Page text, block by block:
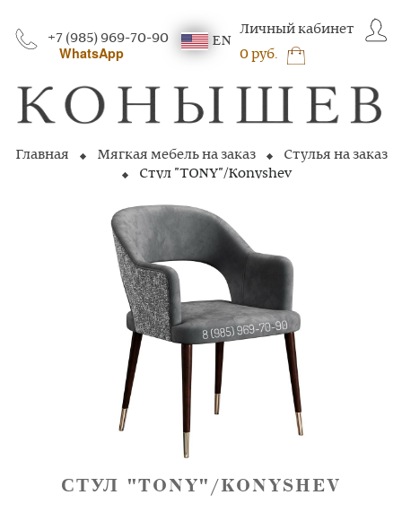
+7 (985) 969-70-90
WhatsApp
EN
Личный кабинет
0 руб.
Главная Мягкая мебель на заказ
Стулья на заказ
Стул "TONY"/Konyshev
СТУЛ "TONY"/KONYSHEV